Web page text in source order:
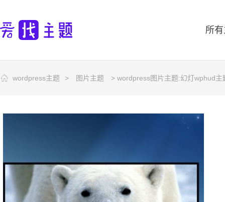
所
wordpress主题 > 图片主题 > wordpress图片主题:幻灯wphud主